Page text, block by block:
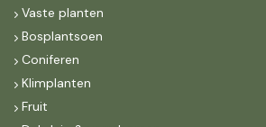
Vaste planten
Bosplantsoen
Coniferen
Klimplanten
Fruit